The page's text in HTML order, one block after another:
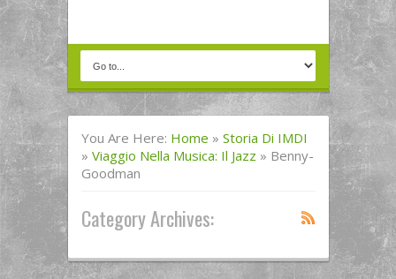
You Are Here: Home » Storia Di IMDI
» Viaggio Nella Musica: Il Jazz » Benny-
Goodman
Category Archives: